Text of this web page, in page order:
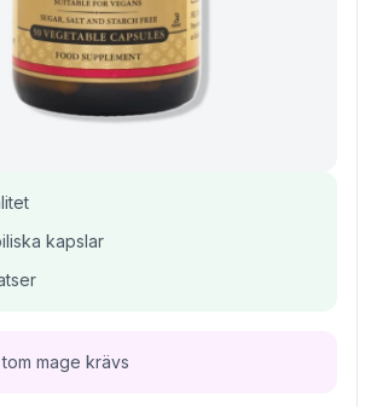
kapslar
mage krävs